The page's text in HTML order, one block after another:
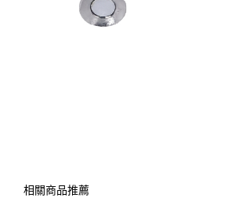
相關商品推薦